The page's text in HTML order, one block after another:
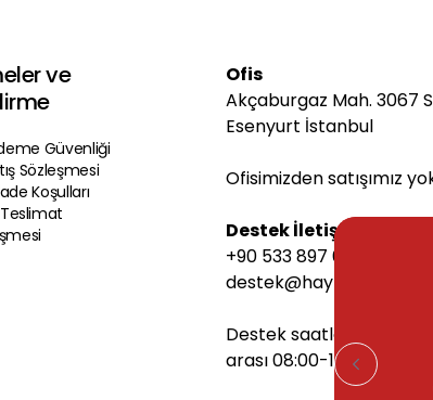
ve
Güvenliği
Sözleşmesi
Koşulları
Ofis
Akçaburgaz Mah. 3067
Esenyurt İstanbul
Ofisimizden satışımız
Destek İletişim Bilgileri
+90 533 897 6068
destek@hayfene.com
Destek saatlerimiz
arası 08:00-17:00